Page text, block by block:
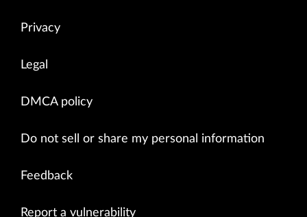
Privacy
Legal
DMCA policy
Do not sell or share my personal information
Feedback
Report a vulnerability